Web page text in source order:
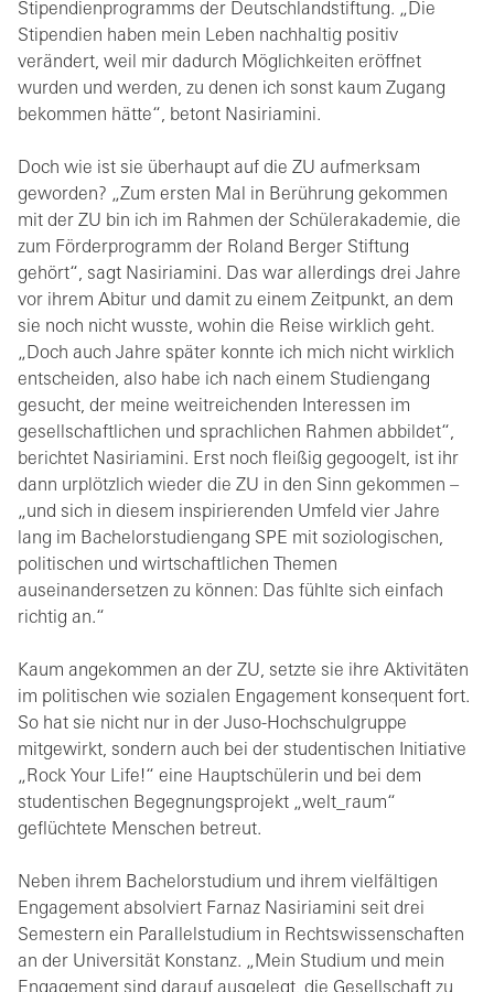
Stipendienprogramms der Deutschlandstiftung. „Die
Stipendien haben mein Leben nachhaltig positiv
verändert, weil mir dadurch Möglichkeiten eröffnet
wurden und werden, zu denen ich sonst kaum Zugang
bekommen hätte“, betont Nasiriamini.
Doch wie ist sie überhaupt auf die ZU aufmerksam
geworden? „Zum ersten Mal in Berührung gekommen
mit der ZU bin ich im Rahmen der Schülerakademie, die
zum Förderprogramm der Roland Berger Stiftung
gehört“, sagt Nasiriamini. Das war allerdings drei Jahre
vor ihrem Abitur und damit zu einem Zeitpunkt, an dem
sie noch nicht wusste, wohin die Reise wirklich geht.
„Doch auch Jahre später konnte ich mich nicht wirklich
entscheiden, also habe ich nach einem Studiengang
gesucht, der meine weitreichenden Interessen im
gesellschaftlichen und sprachlichen Rahmen abbildet“,
berichtet Nasiriamini. Erst noch fleißig gegoogelt, ist ihr
dann urplötzlich wieder die ZU in den Sinn gekommen –
„und sich in diesem inspirierenden Umfeld vier Jahre
lang im Bachelorstudiengang SPE mit soziologischen,
politischen und wirtschaftlichen Themen
auseinandersetzen zu können: Das fühlte sich einfach
richtig an.“
Kaum angekommen an der ZU, setzte sie ihre Aktivitäten
im politischen wie sozialen Engagement konsequent fort.
So hat sie nicht nur in der Juso-Hochschulgruppe
mitgewirkt, sondern auch bei der studentischen Initiative
„Rock Your Life!“ eine Hauptschülerin und bei dem
studentischen Begegnungsprojekt „welt_raum“
geflüchtete Menschen betreut.
Neben ihrem Bachelorstudium und ihrem vielfältigen
Engagement absolviert Farnaz Nasiriamini seit drei
Semestern ein Parallelstudium in Rechtswissenschaften
an der Universität Konstanz. „Mein Studium und mein